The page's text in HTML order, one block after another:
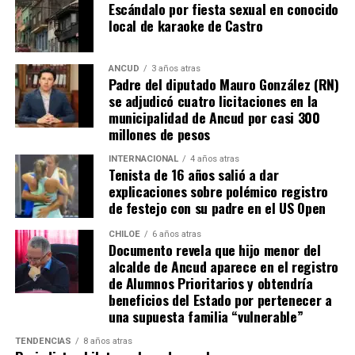
parte de Camila Gómez, hasta nuestro lejano norte. Es
que, a diferencia del conocido dicho, en este caso, todos
los caminos conducen a… La Moneda y, mientras se
espera ese gesto por parte de la madre del pequeño
Tomás, los pasos siguen quemando los pies de Fernando
en pos de que cada kilómetro recorrido, signifique más
que una llegada a Santiago, un arribo a la cura de su hijo
Actualmente, Gómez se encuentra en Santiago
realizando trámites y participando como invitada en
distintos medios de comunicación. Aunque aún no tiene
una fecha exacta para su viaje a Estados Unidos, donde
se administra el medicamento, indicó que esperan
realizarlo «a mediados de junio».
Cabe destacar que, pese a que se logró reunir el dinero y,
por ende, la meta se cumplió, continúan circulando por
redes sociales, eventos a beneficios de Tomás Ross.
Escándalo por fiesta sexual en conocido
local de karaoke de Castro
ANCUD 3 años atras
Padre del diputado Mauro González (RN)
se adjudicó cuatro licitaciones en la
municipalidad de Ancud por casi 300
millones de pesos
INTERNACIONAL 4 años atras
Tenista de 16 años salió a dar
explicaciones sobre polémico registro
de festejo con su padre en el US Open
CHILOE 6 años atras
Documento revela que hijo menor del
alcalde de Ancud aparece en el registro
de Alumnos Prioritarios y obtendría
beneficios del Estado por pertenecer a
una supuesta familia “vulnerable”
TENDENCIAS 8 años atras